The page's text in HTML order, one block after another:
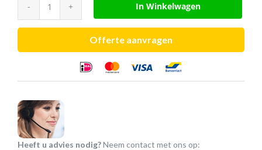
oorkussen
(Evolve2
|
2
stuks
aantal
In Winkelwagen
Offerte aanvragen
Heeft u advies nodig?Neem contact met ons op: